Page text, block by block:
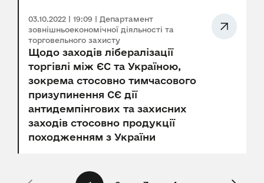
03.10.2022 | 19:09 | Департамент
зовнішньоекономічної діяльності та
торговельного захисту
Щодо заходів лібералізації
торгівлі між ЄС та Україною,
зокрема стосовно тимчасового
призупинення СЄ дії
антидемпінгових та захисних
заходів стосовно продукції
походженням з України